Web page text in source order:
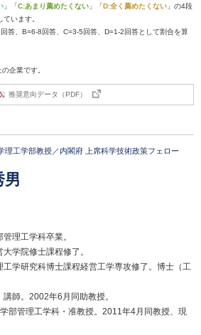
」「C:あまり薦めたくない 」「D:全く薦めたくない 」の4段
います。
答、B=6-8回答、C=3-5回答、D=1-2回答として割合を算
企業です。
推奨意向データ（PDF）
理工学部教授／内閣府 上席科学技術政策フェロー
男
理工学科卒業。
学院修士課程修了。
学研究科博士課程経営工学専攻修了。博士（工
師。2002年6月同助教授。
部管理工学科・准教授。2011年4月同教授、現